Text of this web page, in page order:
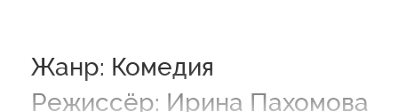
Жанр: Комедия
Режиссёр: Ирина Пахомова